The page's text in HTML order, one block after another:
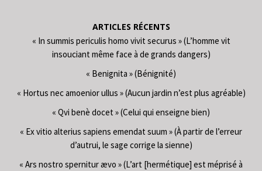
ARTICLES RÉCENTS
« In summis periculis homo vivit securus » (L’homme vit
insouciant même face à de grands dangers)
« Benignita » (Bénignité)
« Hortus nec amoenior ullus » (Aucun jardin n’est plus agréable)
« Qvi benè docet » (Celui qui enseigne bien)
« Ex vitio alterius sapiens emendat suum » (À partir de l’erreur
d’autrui, le sage corrige la sienne)
« Ars nostro spernitur ævo » (L’art [hermétique] est méprisé à